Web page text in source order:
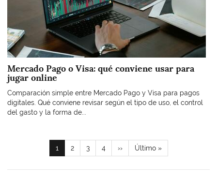
Mercado Pago o Visa: qué conviene usar para
jugar online
Comparación simple entre Mercado Pago y Visa para pagos
digitales. Qué conviene revisar según el tipo de uso, el control
del gasto y la forma de...
Paginación
Página
actual
1 Page
2 Page
3 Page
4
Siguiente
página
››
Última
página
Último »